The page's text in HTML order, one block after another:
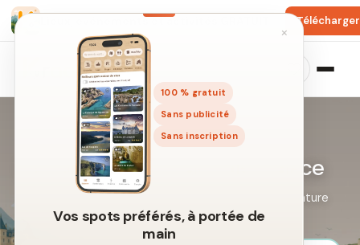
Lieux, événements et activités GRATUIT Télécharger
×
100 % gratuit
Sans publicité
Sans inscription
Vos spots préférés, à portée de
main
Les plus beaux Lacs de France
Lacs aux paysages variés, coins détente et spots nature
au fil de l’eau.